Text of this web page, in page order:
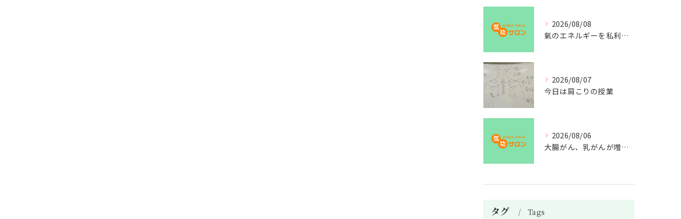
2026/08/08
氣のエネルギーを私利私欲のために使うな
2026/08/07
今日は肩こりの授業
2026/08/06
大腸がん、乳がんが増えた理由
タグ Tags